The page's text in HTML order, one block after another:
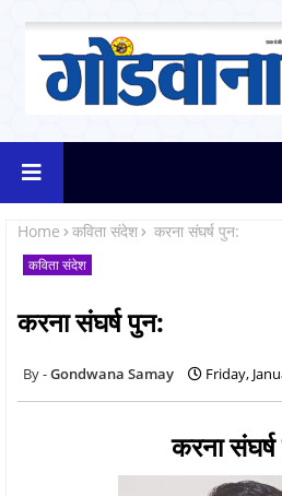
Home कविता संदेश करना संघर्ष पुन:
कविता संदेश
करना संघर्ष पुन:
Gondwana Samay Friday,
करना